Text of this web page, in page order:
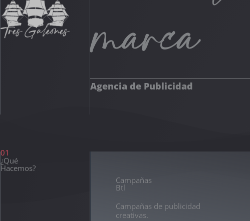
marca
Agencia de Publicidad
01
¿Qué
Hacemos?
Campañas
Btl
Campañas de publicidad
creativas.